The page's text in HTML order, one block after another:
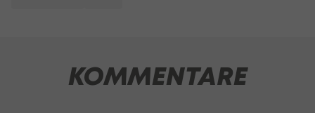
KOMMENTARE